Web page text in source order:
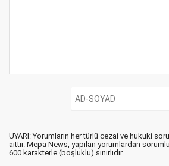
UYARI: Yorumların her türlü cezai ve hukuki
aittir. Mepa News, yapılan yorumlardan
600 karakterle (boşluklu) sınırlıdır.